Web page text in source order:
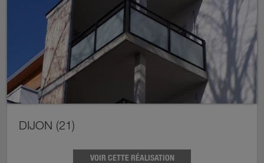
DIJON (21)
VOIR CETTE RÉALISATION